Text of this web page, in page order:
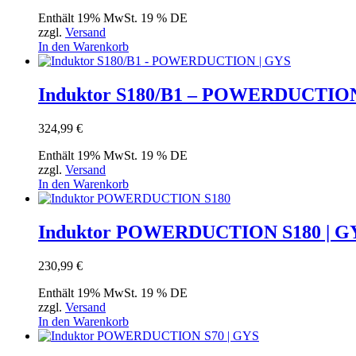
Enthält 19% MwSt. 19 % DE
zzgl. Versand
In den Warenkorb
Induktor S180/B1 –
324,99 €
Enthält 19% MwSt. 19 % DE
zzgl. Versand
In den Warenkorb
Induktor POWERDUCTION S180 |
230,99 €
Enthält 19% MwSt. 19 % DE
zzgl. Versand
In den Warenkorb